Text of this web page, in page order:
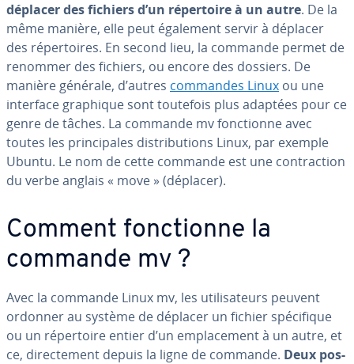
déplacer des fichiers d’un ré­per­toire à un autre. De la
même manière, elle peut également servir à déplacer
des ré­per­toires. En second lieu, la commande permet de
renommer des fichiers, ou encore des dossiers. De
manière générale, d’autres commandes Linux ou une
interface graphique sont toutefois plus adaptées pour ce
genre de tâches. La commande mv fonc­tionne avec
toutes les prin­ci­pales dis­tri­bu­tions Linux, par exemple
Ubuntu. Le nom de cette commande est une con­trac­tion
du verbe anglais « move » (déplacer).
Comment fonc­tionne la
commande mv ?
Avec la commande Linux mv, les uti­li­sa­teurs peuvent
ordonner au système de déplacer un fichier spé­ci­fique
ou un ré­per­toire entier d’un em­pla­ce­ment à un autre, et
ce, di­rec­te­ment depuis la ligne de commande. Deux pos­